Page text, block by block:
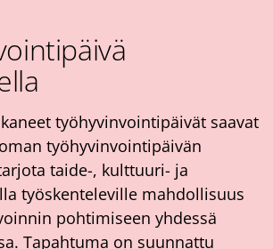
työhyvinvointipäivät saavat
työhyvinvointipäivän
taide-, kulttuuri- ja
työskenteleville mahdollisuus
pohtimiseen yhdessä
Tapahtuma on suunnattu